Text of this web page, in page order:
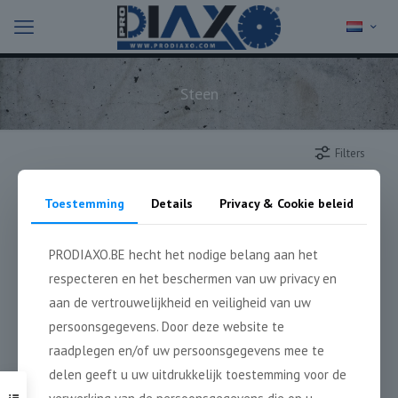
Steen
Filters
Steen PRE
Toestemming Details Privacy & Cookie beleid
PRODIAXO.BE hecht het nodige belang aan het
respecteren en het beschermen van uw privacy en
aan de vertrouwelijkheid en veiligheid van uw
persoonsgegevens. Door deze website te
raadplegen en/of uw persoonsgegevens mee te
delen geeft u uw uitdrukkelijk toestemming voor de